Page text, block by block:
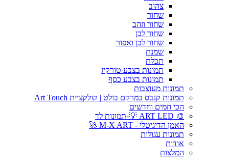
צהוב
שחור
שחור וזהב
שחור לבן
שחור לבן ואפור
שמנת
תכלת
תמונות בצבע טורקיז
תמונות בצבע כסף
תמונות מעוצבות
תמונות קנבס במרקם בולט | קולקציית Art Touch
הכי חמים וחדשים
🎨 ART LED 💡-תמונות לד
האמן הדיגיטלי - M-X ART 🚀
תמונות עגולות
אודות
המלצות